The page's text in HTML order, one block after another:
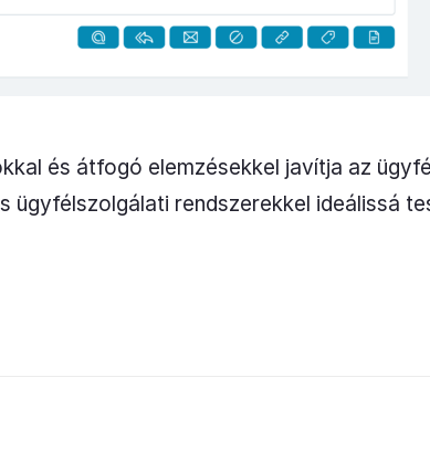
és átfogó elemzésekkel javítja az
ügyfélszolgálati rendszerekkel ideálissá